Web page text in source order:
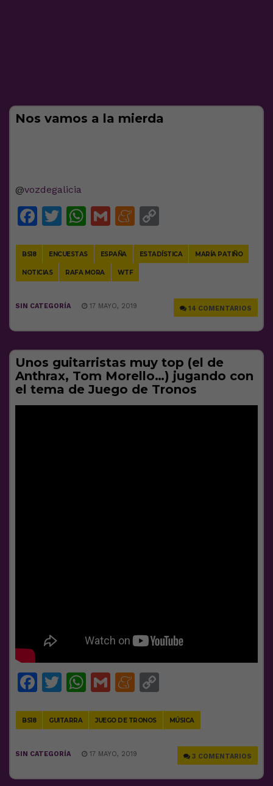
Nos vamos a la mierda
@vozdegalicia
Facebook
Twitter
WhatsApp
GmailMeneame
BS18 ENCUESTAS ESPAÑA ESTADÍSTICA MARÍA PATIÑO
NOTICIAS RAFA MORA WTF
14 COMENTARIOS
SIN CATEGORÍA 17 MAYO, 2019
Unos guitarristas muy top (el de
Anthrax, Tom Morello…) jugando con
el tema de Juego de Tronos
Facebook
Twitter
WhatsApp
GmailMeneame
BS18 GUITARRA JUEGO DE TRONOS MÚSICA
3 COMENTARIOS
SIN CATEGORÍA 17 MAYO, 2019